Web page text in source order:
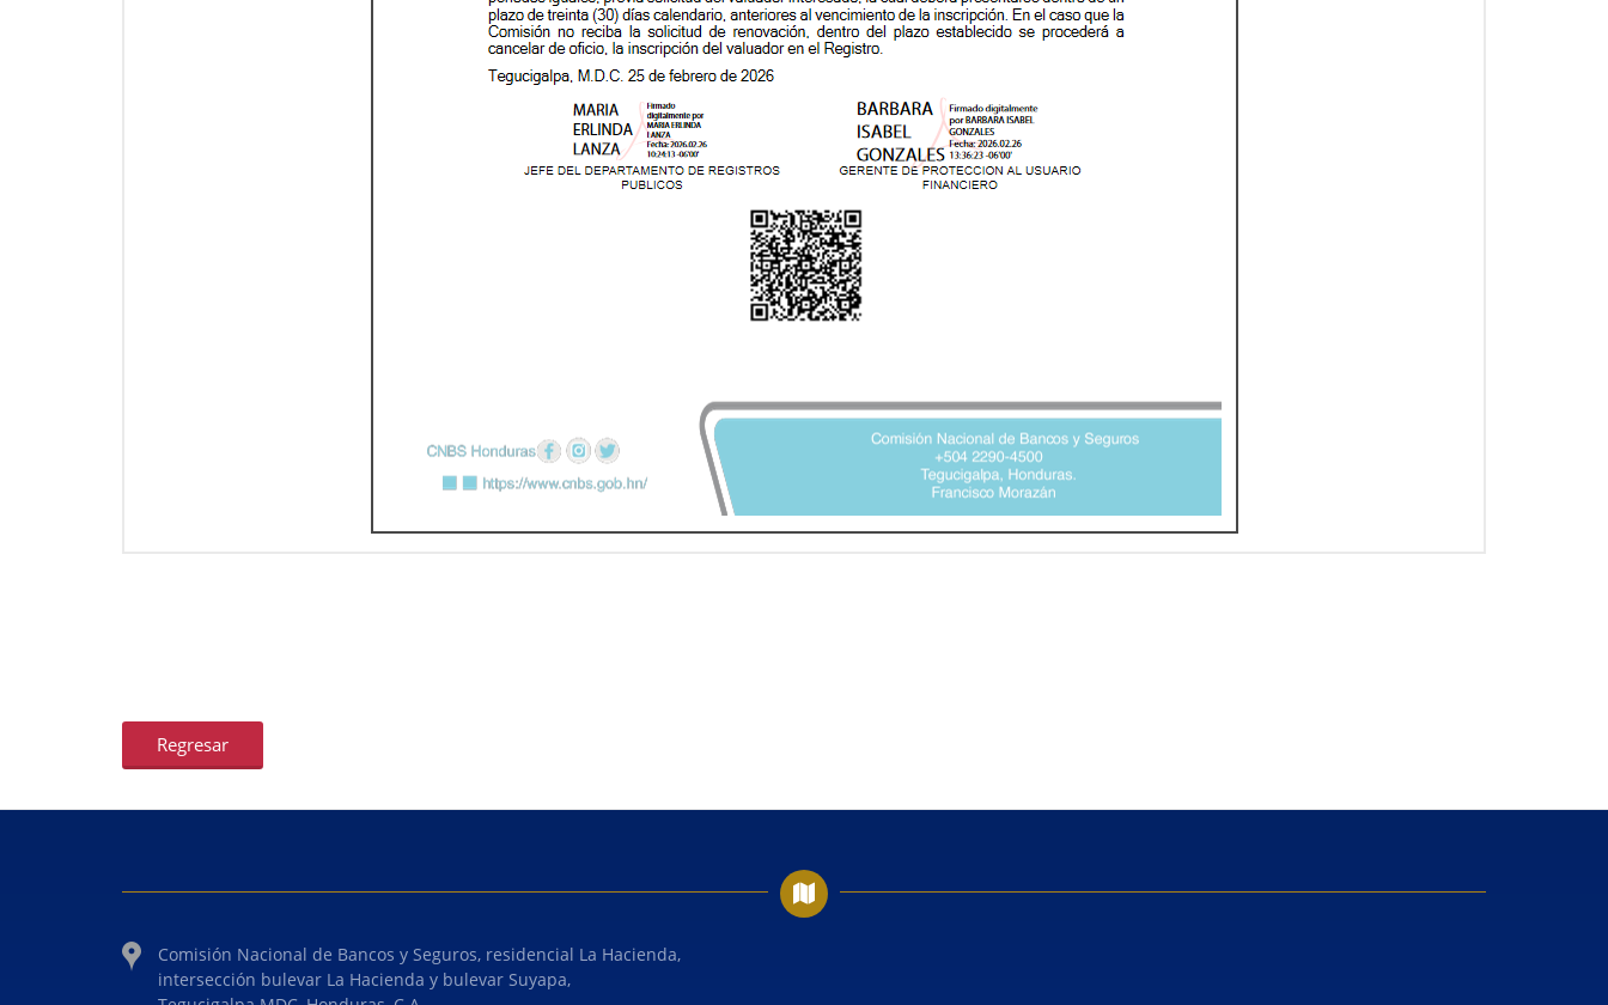
Regresar
Comisión Nacional de Bancos y Seguros, residencial La Hacienda,
intersección bulevar La Hacienda y bulevar Suyapa,